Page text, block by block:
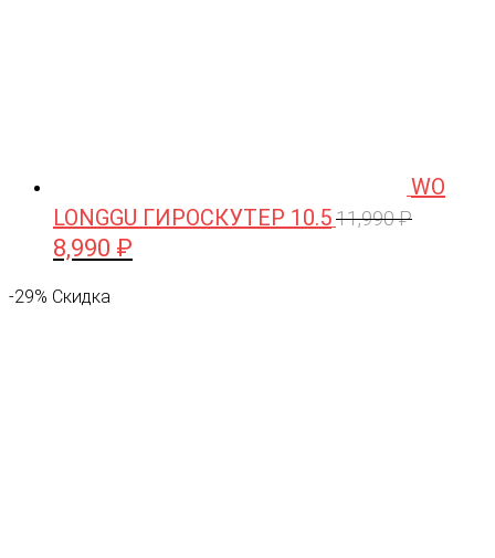
WO
LONGGU ГИРОСКУТЕР 10.511,990₽
Первоначальная
составляла
8,990 ₽
-29% Скидка